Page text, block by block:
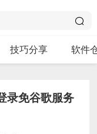
技巧分享 软件
录免谷歌服务